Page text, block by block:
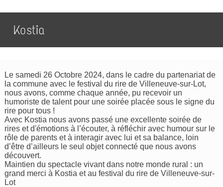
Kostia
Le samedi 26 Octobre 2024, dans le cadre du partenariat de
la commune avec le festival du rire de Villeneuve-sur-Lot,
nous avons, comme chaque année, pu recevoir un
humoriste de talent pour une soirée placée sous le signe du
rire pour tous !
Avec Kostia nous avons passé une excellente soirée de
rires et d'émotions à l’écouter, à réfléchir avec humour sur le
rôle de parents et à interagir avec lui et sa balance, loin
d’être d’ailleurs le seul objet connecté que nous avons
découvert.
Maintien du spectacle vivant dans notre monde rural : un
grand merci à Kostia et au festival du rire de Villeneuve-sur-
Lot